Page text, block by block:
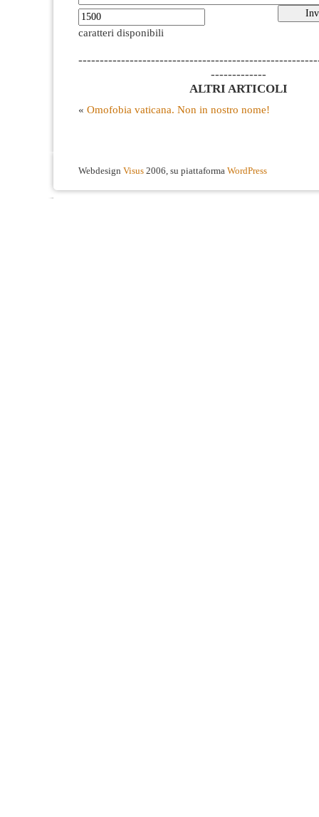
caratteri disponibili
-------------
ALTRI ARTICOLI
« Omofobia vaticana. Non in nostro nome!
Webdesign Visus 2006, su piattaforma WordPress